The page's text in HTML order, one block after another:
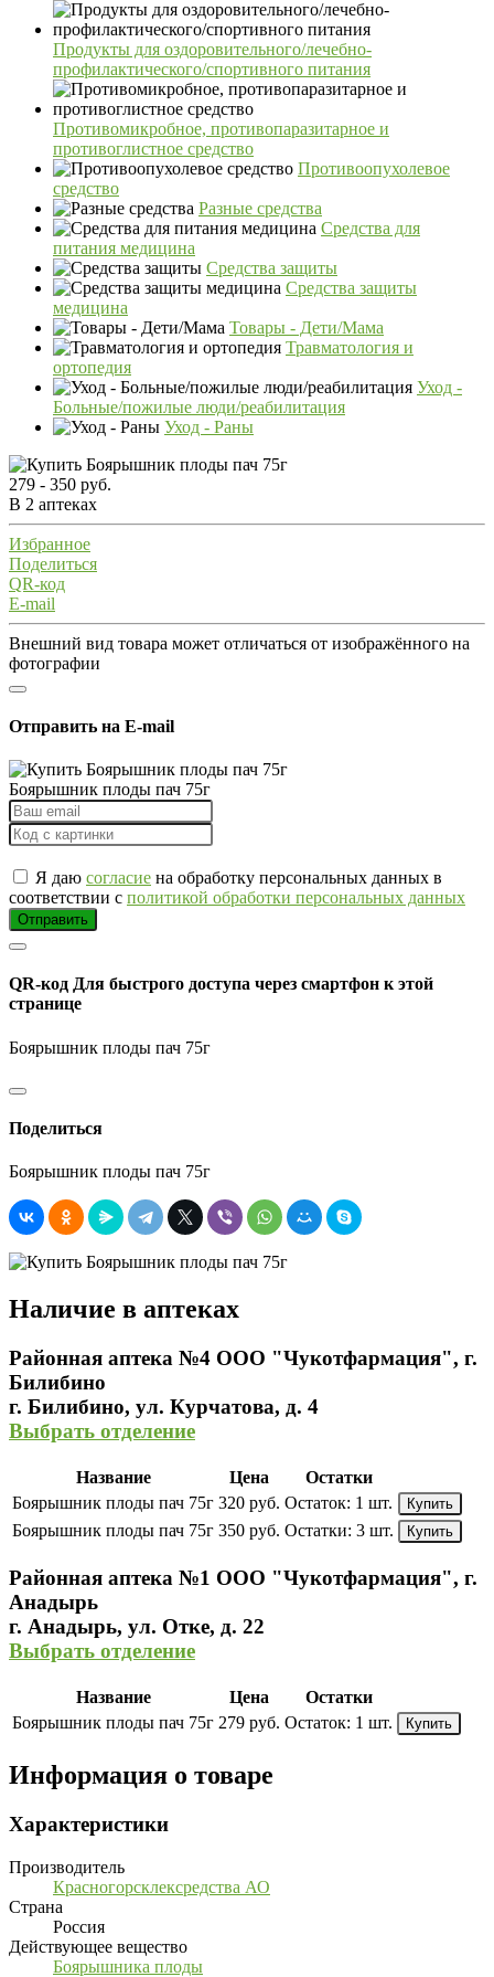
Продукты для оздоровительного/лечебно-
профилактического/спортивного питания
Противомикробное, противопаразитарное и
противоглистное средство
Противоопухолевое
средство
Разные средства
Средства для
питания медицина
Средства защиты
Средства защиты
медицина
Товары - Дети/Мама
Травматология и
ортопедия
Уход -
Больные/пожилые люди/реабилитация
Уход - Раны
279 - 350 руб.
В 2 аптеках
Избранное
Поделиться
QR-код
E-mail
Внешний вид товара может отличаться от изображённого на
фотографии
Отправить на E-mail
Боярышник плоды пач 75г
Я даю согласие на обработку персональных данных в
соответствии с политикой обработки персональных данных
Отправить
QR-код Для быстрого доступа через смартфон к этой
странице
Боярышник плоды пач 75г
Поделиться
Боярышник плоды пач 75г
Наличие в аптеках
Районная аптека №4 ООО "Чукотфармация", г.
Билибино
г. Билибино, ул. Курчатова, д. 4
Выбрать отделение
Название Цена
Остатки
Боярышник плоды пач 75г 320 руб. Остаток: 1 шт. Купить
Боярышник плоды пач 75г 350 руб. Остатки: 3 шт. Купить
Районная аптека №1 ООО "Чукотфармация", г.
Анадырь
г. Анадырь, ул. Отке, д. 22
Выбрать отделение
Название Цена
Остатки
Боярышник плоды пач 75г 279 руб. Остаток: 1 шт. Купить
Информация о товаре
Характеристики
Производитель
Красногорсклексредства АО
Страна
Россия
Действующее вещество
Боярышника плоды